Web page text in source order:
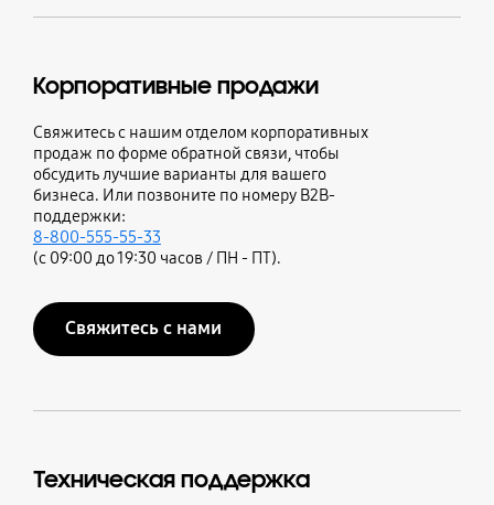
Корпоративные продажи
Свяжитесь с нашим отделом корпоративных
продаж по форме обратной связи, чтобы
обсудить лучшие варианты для вашего
бизнеса. Или позвоните по номеру B2B-
поддержки:
8-800-555-55-33
(с 09:00 до 19:30 часов / ПН - ПТ).
Свяжитесь с нами
Техническая поддержка